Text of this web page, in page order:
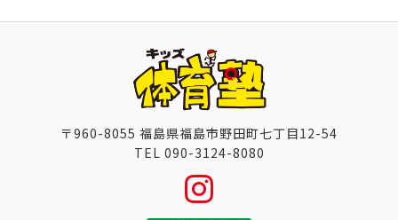
〒960-8055 福島県福島市野田町七丁目12-54
TEL 090-3124-8080